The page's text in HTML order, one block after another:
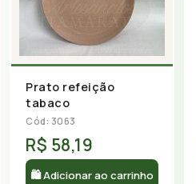
Prato refeição
tabaco
Cód: 3063
R$ 58,19
🛍 Adicionar ao carrinho